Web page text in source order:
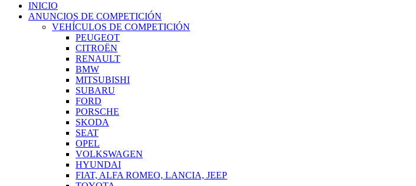
INICIO
ANUNCIOS DE COMPETICIÓN
VEHÍCULOS DE COMPETICIÓN
PEUGEOT
CITROËN
RENAULT
BMW
MITSUBISHI
SUBARU
FORD
PORSCHE
SKODA
SEAT
OPEL
VOLKSWAGEN
HYUNDAI
FIAT, ALFA ROMEO, LANCIA, JEEP